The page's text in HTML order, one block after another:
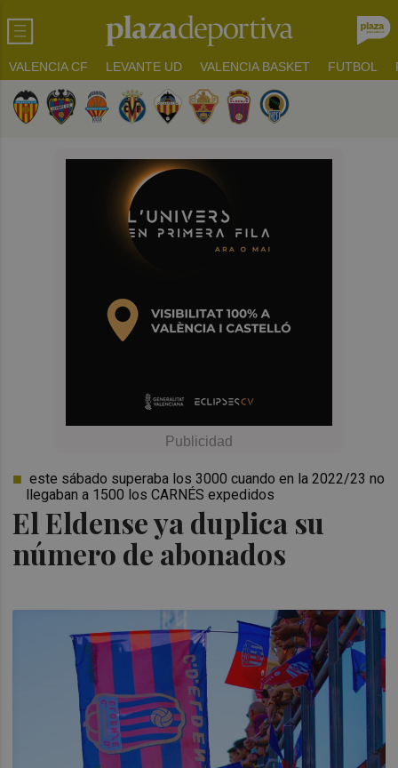
VALENCIA CF LEVANTE UD VALENCIA BASKET FUTBOL
El Eldense ya duplica su
número de abonados
este sábado superaba los 3000 cuando en la 2022/23 no
llegaban a 1500 los CARNÉS expedidos